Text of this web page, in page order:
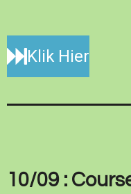
Klik Hier
10/09 :